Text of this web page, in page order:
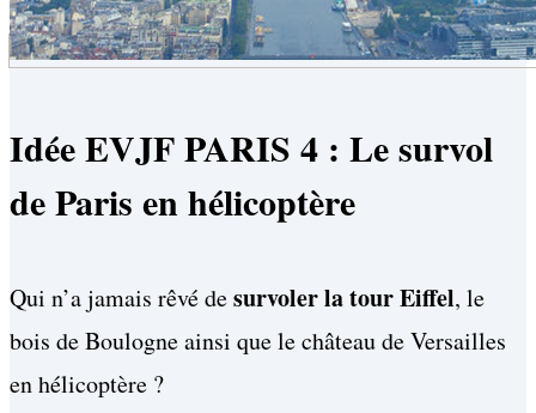
Idée EVJF PARIS 4 : Le survol
de Paris en hélicoptère
Qui n’a jamais rêvé desurvoler la tour Eiffel, le
bois de Boulogne ainsi que le château de Versailles
en hélicoptère ?